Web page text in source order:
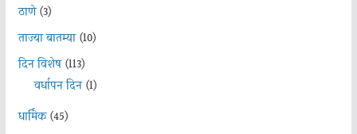
ठाणे(3)
ताज्या बातम्या(10)
दिन विशेष(113)
वर्धापन दिन(1)
धार्मिक(45)